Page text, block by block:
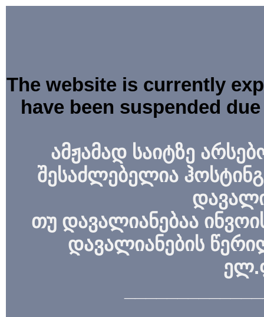
The website is currently
have been suspended
ამჟამად საიტზე
შესაძლებელია
თუ დავალიანებაა
დავალიანების